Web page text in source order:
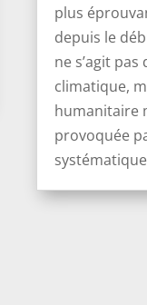
plus
depuis le
ne s’agit
climatique,
humanitaire
provoquée